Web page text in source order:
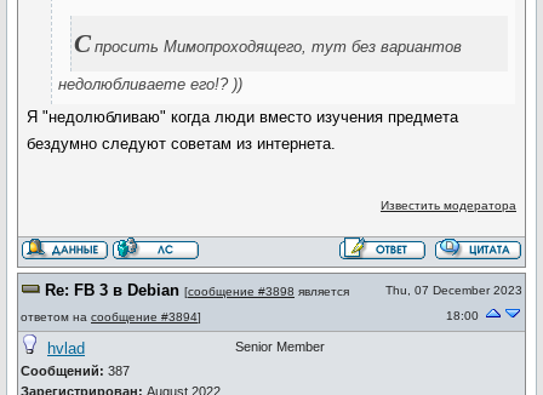
С просить Мимопроходящего, тут без вариантов
недолюбливаете его!? ))
Я "недолюбливаю" когда люди вместо изучения предмета
бездумно следуют советам из интернета.
Известить модератора
Re: FB 3 в Debian [сообщение #3898 является
ответом на сообщение #3894]
Thu, 07 December 2023
18:00
hvlad
Сообщений: 387
Зарегистрирован: August 2022
Senior Member